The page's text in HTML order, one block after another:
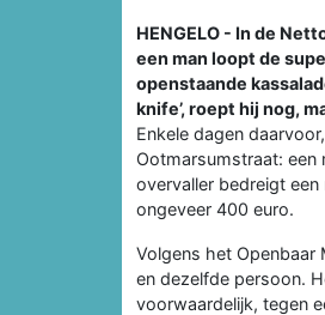
HENGELO - In de
een man loopt de
openstaande
knife’, roept hij nog,
Enkele dagen
Ootmarsumstraat: een
overvaller bedreigt
ongeveer 400 euro.
Volgens het Openbaar
en dezelfde persoon.
voorwaardelijk, tegen